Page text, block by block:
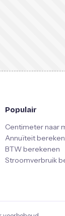
Populair
Centimeter naar
Annuïteit
BTW berekenen
Stroomverbruik